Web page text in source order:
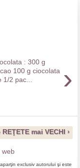
›
: 300 g
100 g ciocolata
1/2 pac...
mai VECHI ›
web
exclusiv autorului şi este